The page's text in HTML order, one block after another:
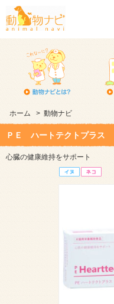
ホーム > 動物ナビ
ＰＥ ハートテクトプラス
心臓の健康維持をサポート